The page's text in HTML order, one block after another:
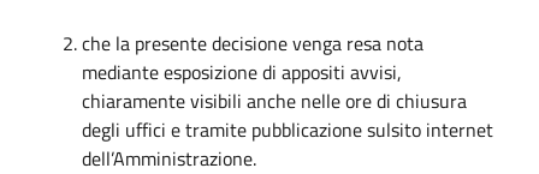
che la presente decisione venga resa nota
mediante esposizione di appositi avvisi,
chiaramente visibili anche nelle ore di chiusura
degli uffici e tramite pubblicazione sulsito internet
dell’Amministrazione.